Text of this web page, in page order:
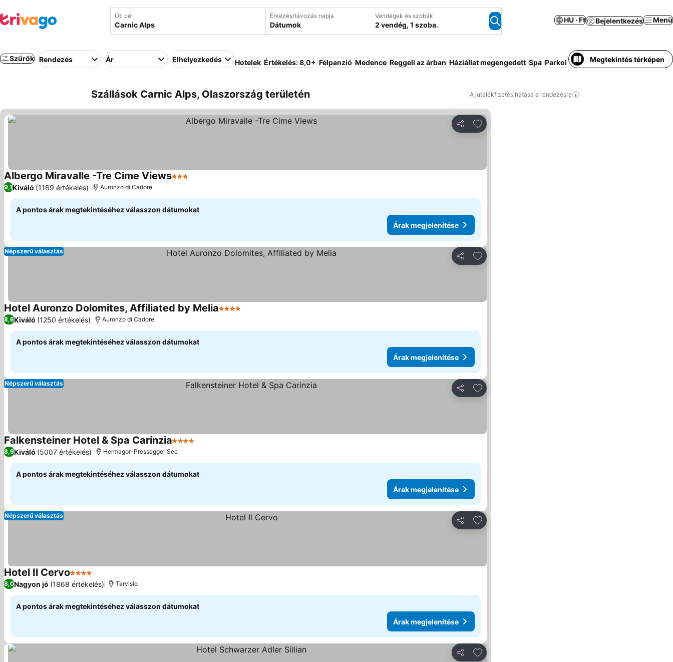
Úti cél Érkezés/távozás napja
Dátumok
Vendégek és szobák
2 vendég, 1 szoba.
HU · Ft Bejelentkezés Menü
Szűrők Rendezés Ár Elhelyezkedés Hotelek Értékelés: 8,0+ Félpanzió Medence Reggeli az árban Háziállat megengedett Spa Parkoló Rugalmas lemondás Kiadó
Megtekintés térképen
Szállások Carnic Alps, Olaszország területén A jutalékfizetés hatása a rendezésre
Megosztás
Hozzáadás a kedvencekhez
Albergo Miravalle -Tre Cime Views3 Kategória
9,1Kiváló (1169 értékelés) Auronzo di Cadore
A pontos árak megtekintéséhez válasszon dátumokat
Árak megjelenítése
Megosztás
Hozzáadás a kedvencekhez
Népszerű választás
Hotel Auronzo Dolomites, Affiliated by Melia4 Kategória
8,6Kiváló (1250 értékelés) Auronzo di Cadore
A pontos árak megtekintéséhez válasszon dátumokat
Árak megjelenítése
Megosztás
Hozzáadás a kedvencekhez
Népszerű választás
Falkensteiner Hotel & Spa Carinzia4 Kategória
8,9Kiváló (5007 értékelés) Hermagor-Pressegger See
A pontos árak megtekintéséhez válasszon dátumokat
Árak megjelenítése
Megosztás
Hozzáadás a kedvencekhez
Népszerű választás
Hotel Il Cervo4 Kategória
8,0Nagyon jó (1868 értékelés) Tarvisio
A pontos árak megtekintéséhez válasszon dátumokat
Árak megjelenítése
Megosztás
Hozzáadás a kedvencekhez